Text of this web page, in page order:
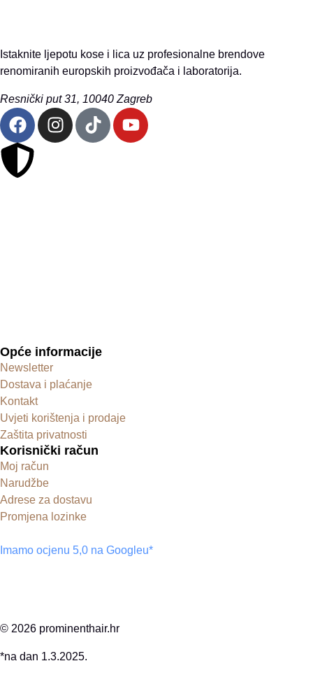
Istaknite ljepotu kose i lica uz profesionalne brendove
renomiranih europskih proizvođača i laboratorija.
Resnički put 31, 10040 Zagreb
Opće informacije
Newsletter
Dostava i plaćanje
Kontakt
Uvjeti korištenja i prodaje
Zaštita privatnosti
Korisnički račun
Moj račun
Narudžbe
Adrese za dostavu
Promjena lozinke
Imamo ocjenu 5,0 na Googleu*
© 2026 prominenthair.hr
*na dan 1.3.2025.